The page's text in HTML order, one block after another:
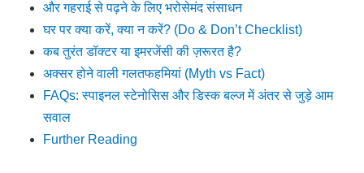
और गहराई से पढ़ने के लिए भरोसेमंद संसाधन
घर पर क्या करें, क्या न करें? (Do & Don’t Checklist)
कब तुरंत डॉक्टर या इमरजेंसी की ज़रूरत है?
अक्सर होने वाली गलतफहमियां (Myth vs Fact)
FAQs: स्पाइनल स्टेनोसिस और डिस्क बल्ज में अंतर से जुड़े आम
सवाल
Further Reading